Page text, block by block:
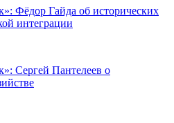
Фёдор Гайда об исторических
интеграции
Сергей Пантелеев о